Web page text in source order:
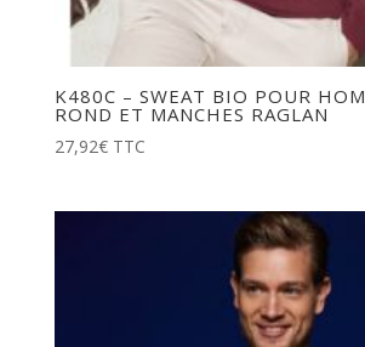
K480C – SWEAT BIO POUR
ROND ET MANCHES RAGLAN
27,92€ TTC